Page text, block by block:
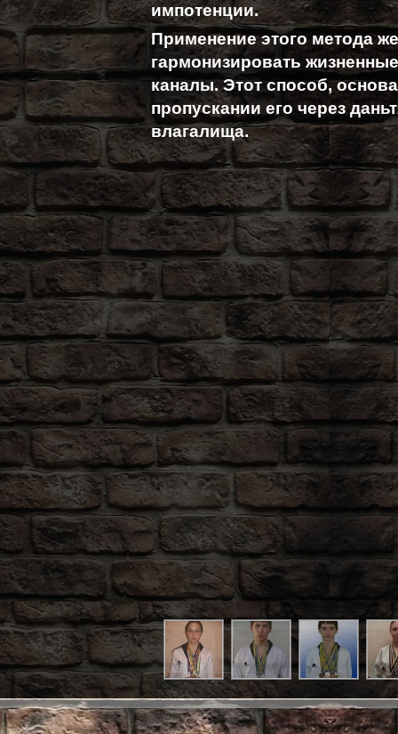
импотенции.
Применение этого метода
гармонизировать
каналы. Этот способ,
пропускании его через
влагалища.